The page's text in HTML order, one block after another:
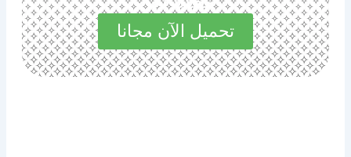
تحميل الآن مجانا